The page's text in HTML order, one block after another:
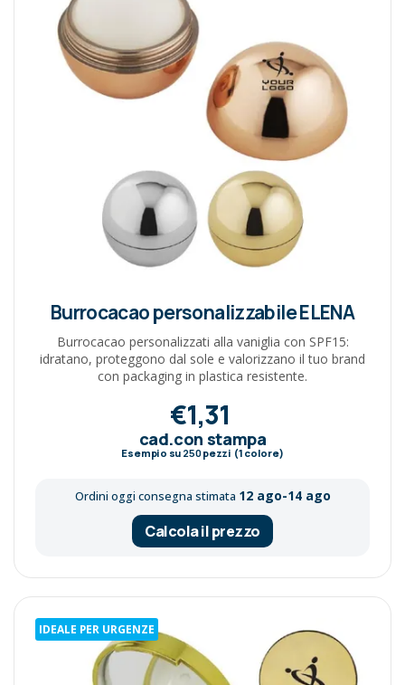
Burrocacao personalizzabile ELENA
Burrocacao personalizzati alla vaniglia con SPF15:
idratano, proteggono dal sole e valorizzano il tuo brand
con packaging in plastica resistente.
€1,31
cad.con stampa
Esempio su 250pezzi (1 colore)
Ordini oggi consegna stimata 12 ago-14 ago
Calcola il prezzo
IDEALE PER URGENZE